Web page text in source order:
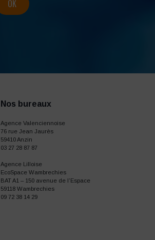
Nos bureaux
Agence Valenciennoise
76 rue Jean Jaurès
59410 Anzin
03 27 28 87 87
Agence Lilloise
EcoSpace Wambrechies
BAT A1 – 150 avenue de l’Espace
59118 Wambrechies
09 72 38 14 29